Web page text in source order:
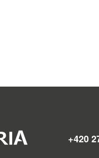
Dodekanéského
hranic. Ostrov je
10 km.
+420